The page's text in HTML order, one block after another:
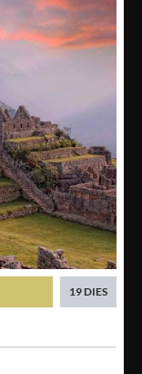
19 DIES